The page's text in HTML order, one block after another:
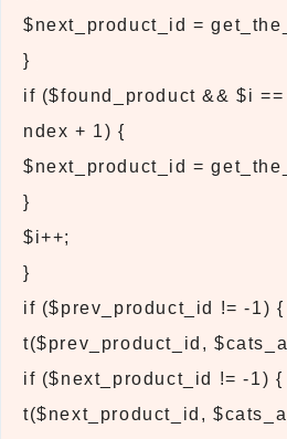
$next_product_id =
}
if ($found_product && $i
ndex + 1) {
$next_product_id =
}
$i++;
}
if ($prev_product_id != -1)
t($prev_product_id,
if ($next_product_id != -1) {
t($next_product_id,